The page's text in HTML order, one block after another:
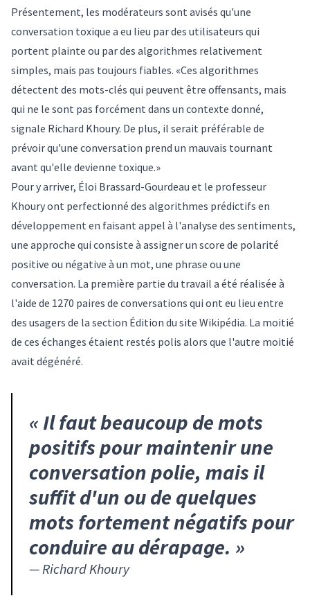
Présentement, les modérateurs sont avisés qu'une
conversation toxique a eu lieu par des utilisateurs qui
portent plainte ou par des algorithmes relativement
simples, mais pas toujours fiables. «Ces algorithmes
détectent des mots-clés qui peuvent être offensants, mais
qui ne le sont pas forcément dans un contexte donné,
signale Richard Khoury. De plus, il serait préférable de
prévoir qu'une conversation prend un mauvais tournant
avant qu'elle devienne toxique.»
Pour y arriver, Éloi Brassard-Gourdeau et le professeur
Khoury ont perfectionné des algorithmes prédictifs en
développement en faisant appel à l'analyse des sentiments,
une approche qui consiste à assigner un score de polarité
positive ou négative à un mot, une phrase ou une
conversation. La première partie du travail a été réalisée à
l'aide de 1270 paires de conversations qui ont eu lieu entre
des usagers de la section Édition du site Wikipédia. La moitié
de ces échanges étaient restés polis alors que l'autre moitié
avait dégénéré.
« Il faut beaucoup de mots
positifs pour maintenir une
conversation polie, mais il
suffit d'un ou de quelques
mots fortement négatifs pour
conduire au dérapage. »
— Richard Khoury